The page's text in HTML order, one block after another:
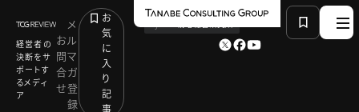
経営者の
決断をサ
ポートす
るメディ
ア
お
問
合
せ
メ
ル
マ
ガ
登
録
お
気
に
入
り
記
事